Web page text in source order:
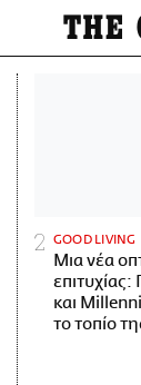
THE
GOOD LIVING
Μια νέα
και
το τοπίο